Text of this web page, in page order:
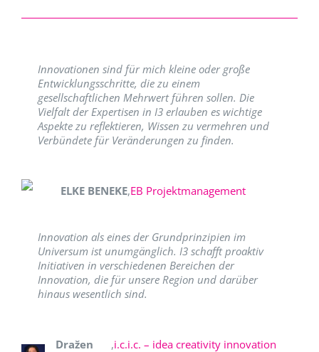
Innovationen sind für mich kleine oder große
Entwicklungsschritte, die zu einem
gesellschaftlichen Mehrwert führen sollen. Die
Vielfalt der Expertisen in I3 erlauben es wichtige
Aspekte zu reflektieren, Wissen zu vermehren und
Verbündete für Veränderungen zu finden.
ELKE BENEKE,EB Projektmanagement
Innovation als eines der Grundprinzipien im
Universum ist unumgänglich. I3 schafft proaktiv
Initiativen in verschiedenen Bereichen der
Innovation, die für unsere Region und darüber
hinaus wesentlich sind.
Dražen
,i.c.i.c. – idea creativity innovation